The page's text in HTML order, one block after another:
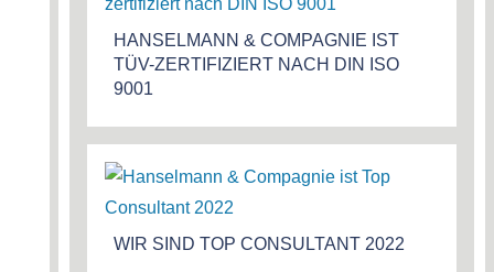
HANSELMANN & COMPAGNIE IST
TÜV-ZERTIFIZIERT NACH DIN ISO
9001
WIR SIND TOP CONSULTANT 2022